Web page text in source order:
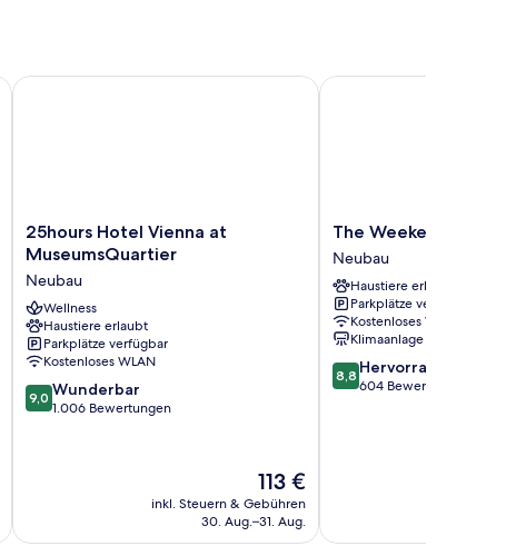
25hours
Hotel
at
MuseumsQuartier
Neubau
25hours Hotel Vienna at
MuseumsQuartier
Neubau
Wellness
Haustiere erlaubt
Parkplätze verfügbar
Kostenloses WLAN
9.0
von
9,0 Wunderbar
1.006 Bewertungen
Der
Preis
beträgt
113 €
inkl. Steuern & Gebühren
30. Aug.–31. Aug.
25hours Hotel Vienna at MuseumsQuartier
The
Weekend
Hotel
Neubau
The Weekend Hotel
Neubau
Haustiere erlaubt
Parkplätze verfügbar
Kostenloses WLAN
Klimaanlage
8.8
von
8,8 Hervorragend
604 Bewertungen
The Weekend Hotel